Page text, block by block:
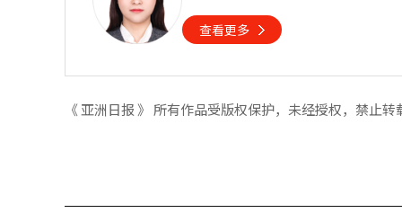
查看更多
《 亚洲日报 》 所有作品受版权保护，未经授权，禁止转